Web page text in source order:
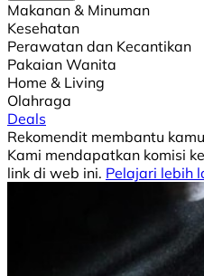
Makanan & Minuman
Kesehatan
Perawatan dan Kecantikan
Pakaian Wanita
Home & Living
Olahraga
Deals
Rekomendit membantu
Kami mendapatkan komisi
link di web ini. Pelajari lebih